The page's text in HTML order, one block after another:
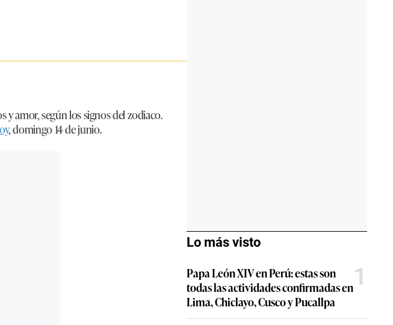
y amor, según los signos del zodiaco.
, domingo 14 de junio.
Lo más visto
Papa León XIV en Perú: estas son
todas las actividades confirmadas en
Lima, Chiclayo, Cusco y Pucallpa
1